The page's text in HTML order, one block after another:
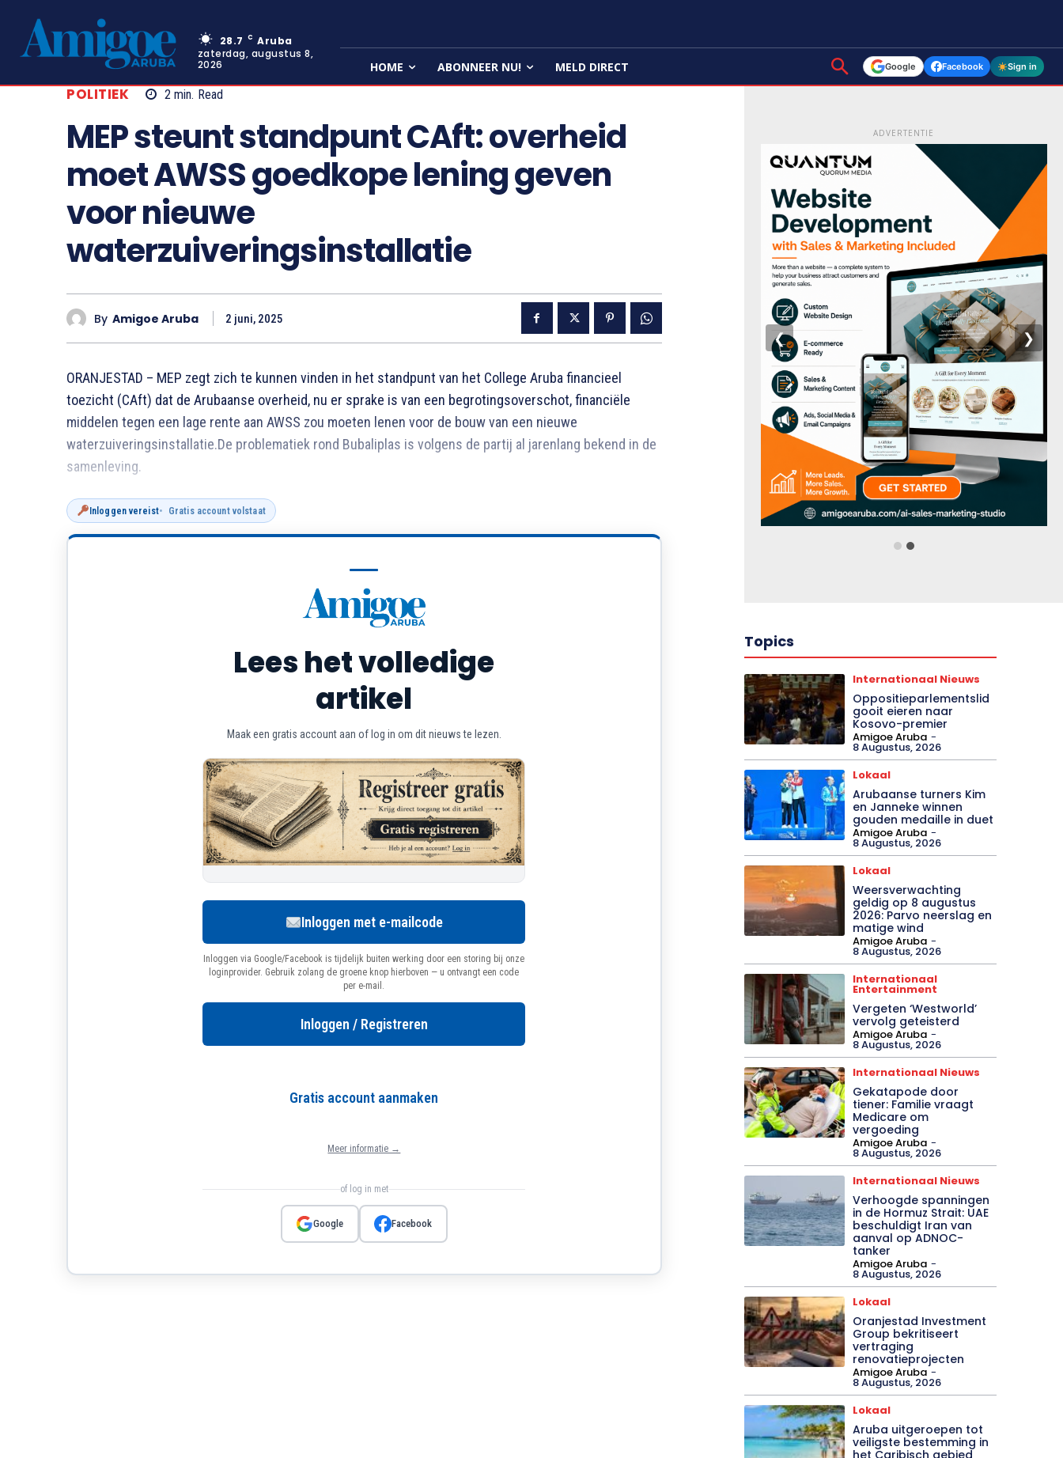
28.7 C Aruba
zaterdag, augustus 8,
2026
HOME ABONNEER NU! MELD DIRECT Google Facebook Sign in
POLITIEK 2 min. Read
MEP steunt standpunt CAft: overheid
moet AWSS goedkope lening geven
voor nieuwe
waterzuiveringsinstallatie
By Amigoe Aruba 2 juni, 2025
ORANJESTAD – MEP zegt zich te kunnen vinden in het standpunt van het College Aruba financieel
toezicht (CAft) dat de Arubaanse overheid, nu er sprake is van een begrotingsoverschot, financiële
middelen tegen een lage rente aan AWSS zou moeten lenen voor de bouw van een nieuwe
waterzuiveringsinstallatie.De problematiek rond Bubaliplas is volgens de partij al jarenlang bekend in de
samenleving.
Inloggen vereist Gratis account volstaat
Lees het volledige
artikel
Maak een gratis account aan of log in om dit nieuws te lezen.
Inloggen met e-mailcode
Inloggen via Google/Facebook is tijdelijk buiten werking door een storing bij onze
loginprovider. Gebruik zolang de groene knop hierboven — u ontvangt een code
per e-mail.
Inloggen / Registreren
Gratis account aanmaken
Meer informatie →
of log in met
Google Facebook
ADVERTENTIE
❮ ❯
Topics
Internationaal Nieuws
Oppositieparlementslid
gooit eieren naar
Kosovo-premier
Amigoe Aruba -
8 Augustus, 2026
Lokaal
Arubaanse turners Kim
en Janneke winnen
gouden medaille in duet
Amigoe Aruba -
8 Augustus, 2026
Lokaal
Weersverwachting
geldig op 8 augustus
2026: Parvo neerslag en
matige wind
Amigoe Aruba -
8 Augustus, 2026
Internationaal
Entertainment
Vergeten ‘Westworld’
vervolg geteisterd
Amigoe Aruba -
8 Augustus, 2026
Internationaal Nieuws
Gekatapode door
tiener: Familie vraagt
Medicare om
vergoeding
Amigoe Aruba -
8 Augustus, 2026
Internationaal Nieuws
Verhoogde spanningen
in de Hormuz Strait: UAE
beschuldigt Iran van
aanval op ADNOC-
tanker
Amigoe Aruba -
8 Augustus, 2026
Lokaal
Oranjestad Investment
Group bekritiseert
vertraging
renovatieprojecten
Amigoe Aruba -
8 Augustus, 2026
Lokaal
Aruba uitgeroepen tot
veiligste bestemming in
het Caribisch gebied